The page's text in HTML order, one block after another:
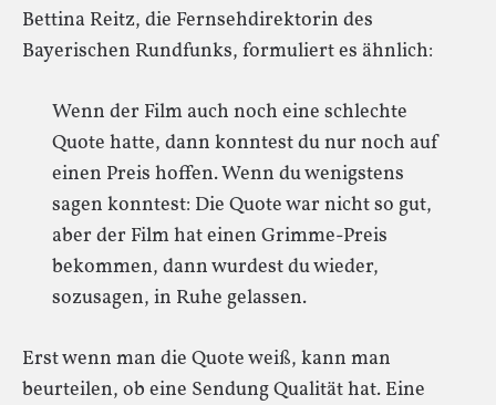
Bettina Reitz, die Fernsehdirektorin des
Bayerischen Rundfunks, formuliert es ähnlich:
Wenn der Film auch noch eine schlechte
Quote hatte, dann konntest du nur noch auf
einen Preis hoffen. Wenn du wenigstens
sagen konntest: Die Quote war nicht so gut,
aber der Film hat einen Grimme-Preis
bekommen, dann wurdest du wieder,
sozusagen, in Ruhe gelassen.
Erst wenn man die Quote weiß, kann man
beurteilen, ob eine Sendung Qualität hat. Eine